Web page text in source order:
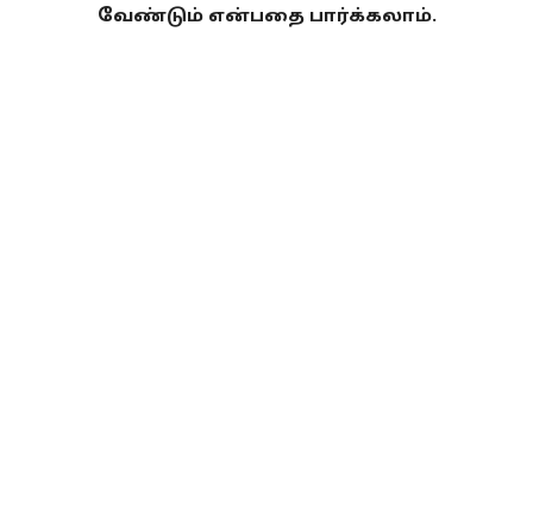
வேண்டும் என்பதை பார்க்கலாம்.